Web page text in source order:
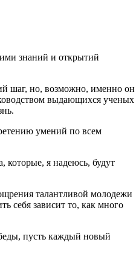
знаний и открытий
шаг, но, возможно, именно он
выдающихся ученых
умений по всем
я надеюсь, будут
талантливой молодежи
себя зависит то, как много
пусть каждый новый